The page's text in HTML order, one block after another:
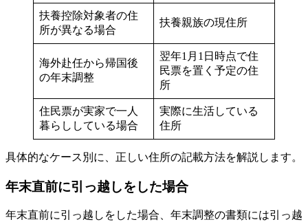
扶養控除対象者の住
所が異なる場合
扶養親族の現住所
海外赴任から帰国後
の年末調整
翌年1月1日時点で住
民票を置く予定の住
所
住民票が実家で一人
暮らししている場合
実際に生活している
住所
具体的なケース別に、正しい住所の記載方法を解説します。
年末直前に引っ越しをした場合
年末直前に引っ越しをした場合、年末調整の書類には引っ越